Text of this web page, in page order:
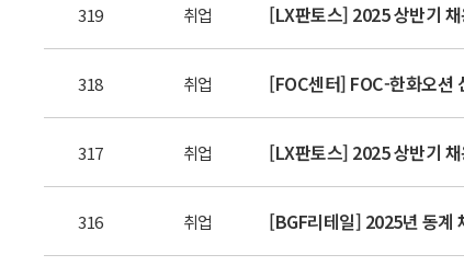
319 취업 [LX판토스] 2025 상반기
318 취업 [FOC센터] FOC-한화오션
317 취업 [LX판토스] 2025 상반기
316 취업 [BGF리테일] 2025년 동계